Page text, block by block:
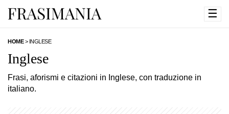
☰
HOME> INGLESE
Inglese
Frasi, aforismi e citazioni in Inglese, con traduzione in
italiano.